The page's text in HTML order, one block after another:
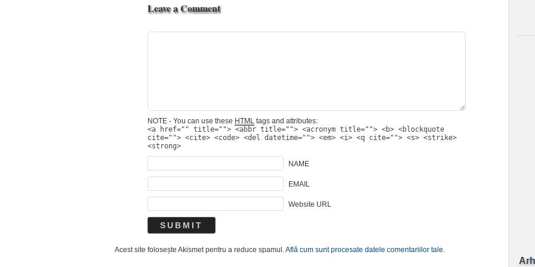
Leave a Comment
NOTE - You can use these HTML tags and attributes:
<a href="" title=""> <abbr title=""> <acronym title=""> <b> <blockquote
cite=""> <cite> <code> <del datetime=""> <em> <i> <q cite=""> <s> <strike>
<strong>
NAME
EMAIL
Website URL
Acest site folosește Akismet pentru a reduce spamul.Află cum sunt procesate datele comentariilor tale.